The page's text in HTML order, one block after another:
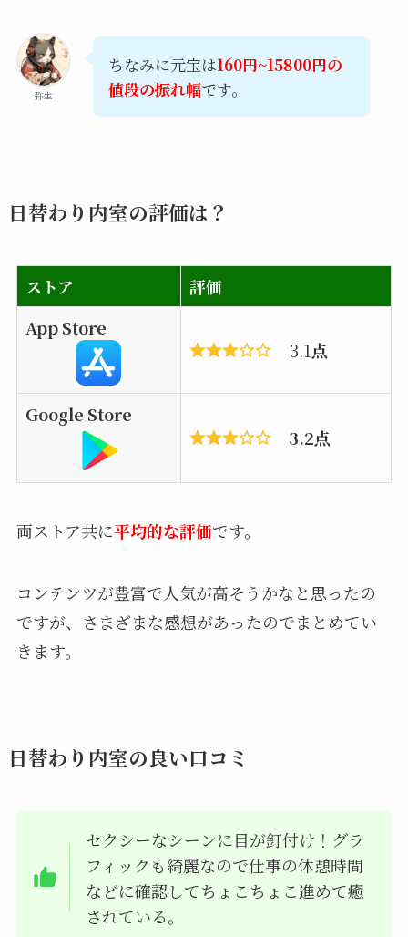
弥生
ちなみに元宝は160円~15800円の
値段の振れ幅です。
日替わり内室の評価は？
ストア
評価
App Store
3.1点
Google Store
3.2点
両ストア共に平均的な評価です。
コンテンツが豊富で人気が高そうかなと思ったの
ですが、さまざまな感想があったのでまとめてい
きます。
日替わり内室の良い口コミ
セクシーなシーンに目が釘付け！グラ
フィックも綺麗なので仕事の休憩時間
などに確認してちょこちょこ進めて癒
されている。